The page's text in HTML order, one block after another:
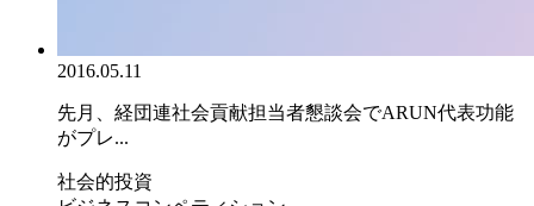
2016.05.11
先月、経団連社会貢献担当者懇談会でARUN代表功能
がプレ...
社会的投資